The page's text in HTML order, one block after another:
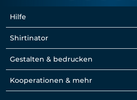
Hilfe
Shirtinator
Gestalten & bedrucken
Kooperationen & mehr